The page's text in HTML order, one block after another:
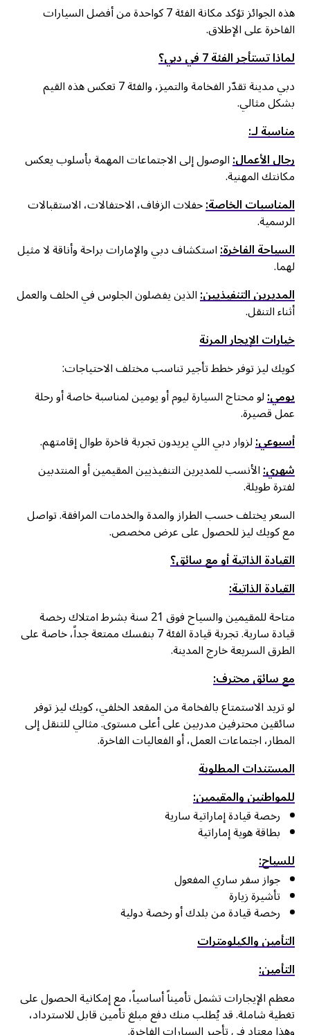
هذه الجوائز تؤكد مكانة الفئة 7 كواحدة من أفضل السيارات
الفاخرة على الإطلاق.
لماذا تستأجر الفئة 7 في دبي؟
دبي مدينة تقدّر الفخامة والتميز، والفئة 7 تعكس هذه القيم
بشكل مثالي.
مناسبة لـ:
رجال الأعمال:الوصول إلى الاجتماعات المهمة بأسلوب يعكس
مكانتك المهنية.
المناسبات الخاصة:حفلات الزفاف، الاحتفالات، الاستقبالات
الرسمية.
السياحة الفاخرة:استكشاف دبي والإمارات براحة وأناقة لا مثيل
لهما.
المديرين التنفيذيين:الذين يفضلون الجلوس في الخلف والعمل
أثناء التنقل.
خيارات الإيجار المرنة
كويك ليز توفر خطط تأجير تناسب مختلف الاحتياجات:
يومي:لو محتاج السيارة ليوم أو يومين لمناسبة خاصة أو رحلة
عمل قصيرة.
أسبوعي:لزوار دبي اللي يريدون تجربة فاخرة طوال إقامتهم.
شهري:الأنسب للمديرين التنفيذيين المقيمين أو المنتدبين
لفترة طويلة.
السعر يختلف حسب الطراز والمدة والخدمات المرافقة. تواصل
مع كويك ليز للحصول على عرض مخصص.
القيادة الذاتية أو مع سائق؟
القيادة الذاتية:
متاحة للمقيمين والسياح فوق 21 سنة بشرط امتلاك رخصة
قيادة سارية. تجربة قيادة الفئة 7 بنفسك ممتعة جداً، خاصة على
الطرق السريعة خارج المدينة.
مع سائق محترف:
لو تريد الاستمتاع بالفخامة من المقعد الخلفي، كويك ليز توفر
سائقين محترفين مدربين على أعلى مستوى. مثالي للتنقل إلى
المطار، اجتماعات العمل، أو الفعاليات الفاخرة.
المستندات المطلوبة
للمواطنين والمقيمين:
رخصة قيادة إماراتية سارية
بطاقة هوية إماراتية
للسياح:
جواز سفر ساري المفعول
تأشيرة زيارة
رخصة قيادة من بلدك أو رخصة دولية
التأمين والكيلومترات
التأمين:
معظم الإيجارات تشمل تأميناً أساسياً، مع إمكانية الحصول على
تغطية شاملة. قد يُطلب منك دفع مبلغ تأمين قابل للاسترداد،